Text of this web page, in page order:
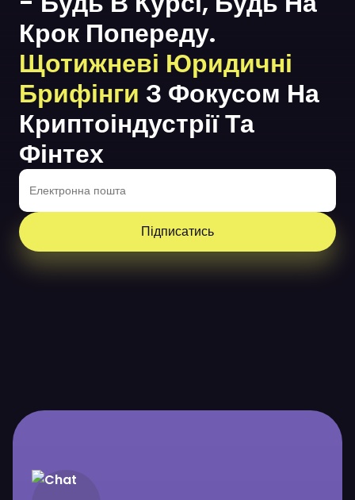
Крок Попереду.
Щотижневі Юридичні
Брифінги З Фокусом На
Криптоіндустрії Та
Фінтех
Підписатись